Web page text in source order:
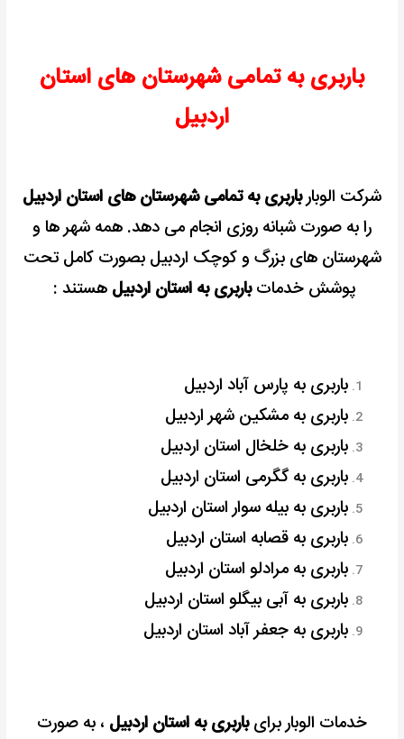
باربری به تمامی شهرستان های استان
اردبیل
شرکت الوبارباربری به تمامی شهرستان های استان اردبیل
را به صورت شبانه روزی انجام می دهد. همه شهر ها و
شهرستان های بزرگ و کوچک اردبیل بصورت کامل تحت
پوشش خدماتباربری به استان اردبیل هستند :
باربری به پارس آباد اردبیل
باربری به مشکین شهر اردبیل
باربری به خلخال استان اردبیل
باربری به گگرمی استان اردبیل
باربری به بیله سوار استان اردبیل
باربری به قصابه استان اردبیل
باربری به مرادلو استان اردبیل
باربری به آبی بیگلو استان اردبیل
باربری به جعفر آباد استان اردبیل
خدمات الوبار برایباربری به استان اردبیل ، به صورت